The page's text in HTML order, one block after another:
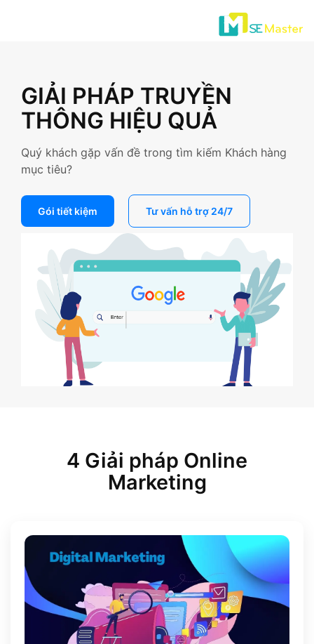
GIẢI PHÁP TRUYỀN
THÔNG HIỆU QUẢ
Quý khách gặp vấn đề trong tìm kiếm Khách hàng
mục tiêu?
Gói tiết kiệm Tư vấn hỗ trợ 24/7
4 Giải pháp Online
Marketing